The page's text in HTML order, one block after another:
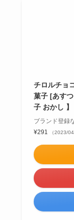
チロルチョ
菓子 [あす
子 おかし 】
ブランド登録
¥291
（2023/